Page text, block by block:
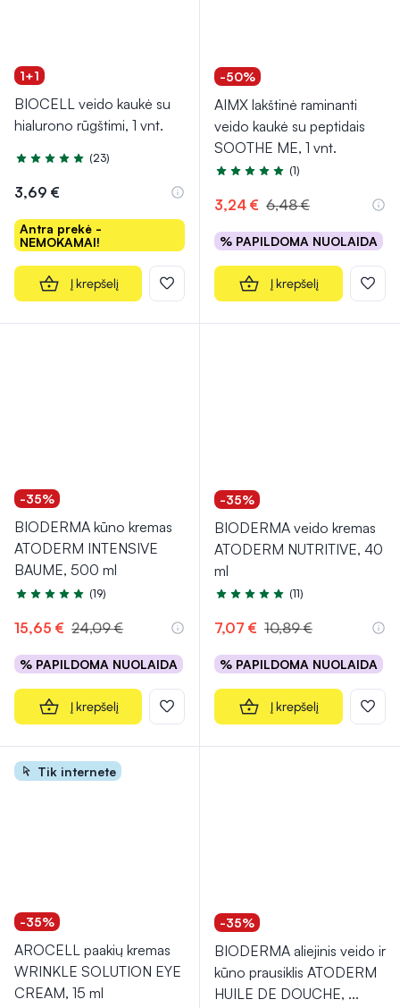
1+1
BIOCELL veido kaukė su
hialurono rūgštimi, 1 vnt.
Įvertinimas 5.0 iš 5
(23)
3,69 €
Antra prekė -
NEMOKAMAI!
Į krepšelį
-50%
AIMX lakštinė raminanti
veido kaukė su peptidais
SOOTHE ME, 1 vnt.
Įvertinimas 5.0 iš 5
(1)
3,24 € 6,48 €
% PAPILDOMA NUOLAIDA
Į krepšelį
-35%
BIODERMA kūno kremas
ATODERM INTENSIVE
BAUME, 500 ml
Įvertinimas 4.9 iš 5
(19)
15,65 € 24,09 €
% PAPILDOMA NUOLAIDA
Į krepšelį
-35%
BIODERMA veido kremas
ATODERM NUTRITIVE, 40
ml
Įvertinimas 4.7 iš 5
(11)
7,07 € 10,89 €
% PAPILDOMA NUOLAIDA
Į krepšelį
Tik internete
-35%
AROCELL paakių kremas
WRINKLE SOLUTION EYE
CREAM, 15 ml
-35%
BIODERMA aliejinis veido ir
kūno prausiklis ATODERM
HUILE DE DOUCHE, ...